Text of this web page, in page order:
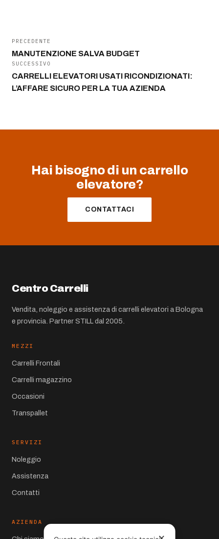
PRECEDENTE
MANUTENZIONE SALVA BUDGET
SUCCESSIVO
CARRELLI ELEVATORI USATI RICONDIZIONATI:
L’AFFARE SICURO PER LA TUA AZIENDA
Hai bisogno di un carrello
elevatore?
CONTATTACI
Centro Carrelli
Vendita, noleggio e assistenza di carrelli elevatori a Bologna
e provincia. Partner STILL dal 2005.
MEZZI
Carrelli Frontali
Carrelli magazzino
Occasioni
Transpallet
SERVIZI
Noleggio
Assistenza
Contatti
AZIENDA